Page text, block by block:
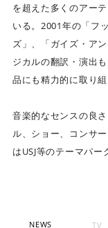
を超えた多くのアー
いる。2001年の「フ
ズ」、「ガイズ・ア
ジカルの翻訳・演出
品にも精力的に取り組
音楽的なセンスの良
ル、ショー、コンサ
はUSJ等のテーマパー
NEWS TV